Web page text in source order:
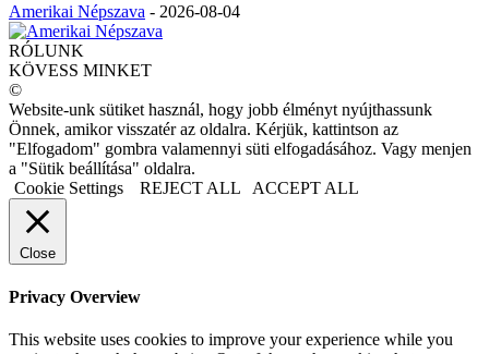
Amerikai Népszava - 2026-08-04
RÓLUNK
KÖVESS MINKET
©
Website-unk sütiket használ, hogy jobb élményt nyújthassunk
Önnek, amikor visszatér az oldalra. Kérjük, kattintson az
"Elfogadom" gombra valamennyi süti elfogadásához. Vagy menjen
a "Sütik beállítása" oldalra.
Cookie Settings
REJECT ALL ACCEPT ALL
Close
Privacy Overview
This website uses cookies to improve your experience while you